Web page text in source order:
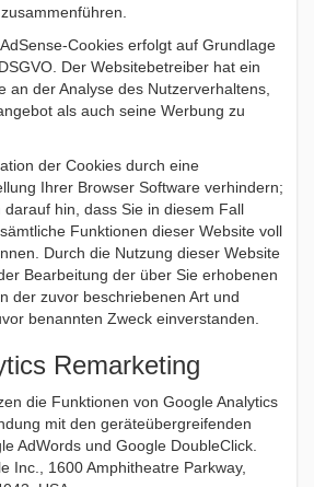
Cookies erfolgt auf Grundlage
Der Websitebetreiber hat ein
an der Analyse des Nutzerverhaltens,
als auch seine Werbung zu
der Cookies durch eine
Ihrer Browser Software verhindern;
hin, dass Sie in diesem Fall
Funktionen dieser Website voll
Durch die Nutzung dieser Website
Bearbeitung der über Sie erhobenen
der zuvor beschriebenen Art und
benannten Zweck einverstanden.
Remarketing
die Funktionen von Google Analytics
mit den geräteübergreifenden
AdWords und Google DoubleClick.
Inc., 1600 Amphitheatre Parkway,